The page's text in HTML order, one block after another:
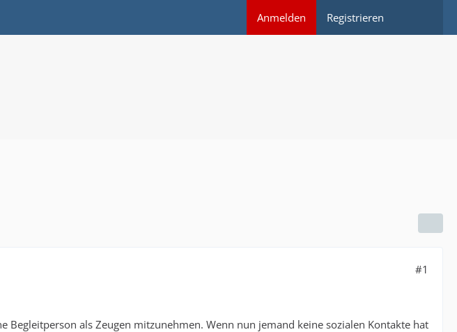
Anmelden Registrieren
#1
Begleitperson als Zeugen mitzunehmen. Wenn nun jemand keine sozialen Kontakte hat